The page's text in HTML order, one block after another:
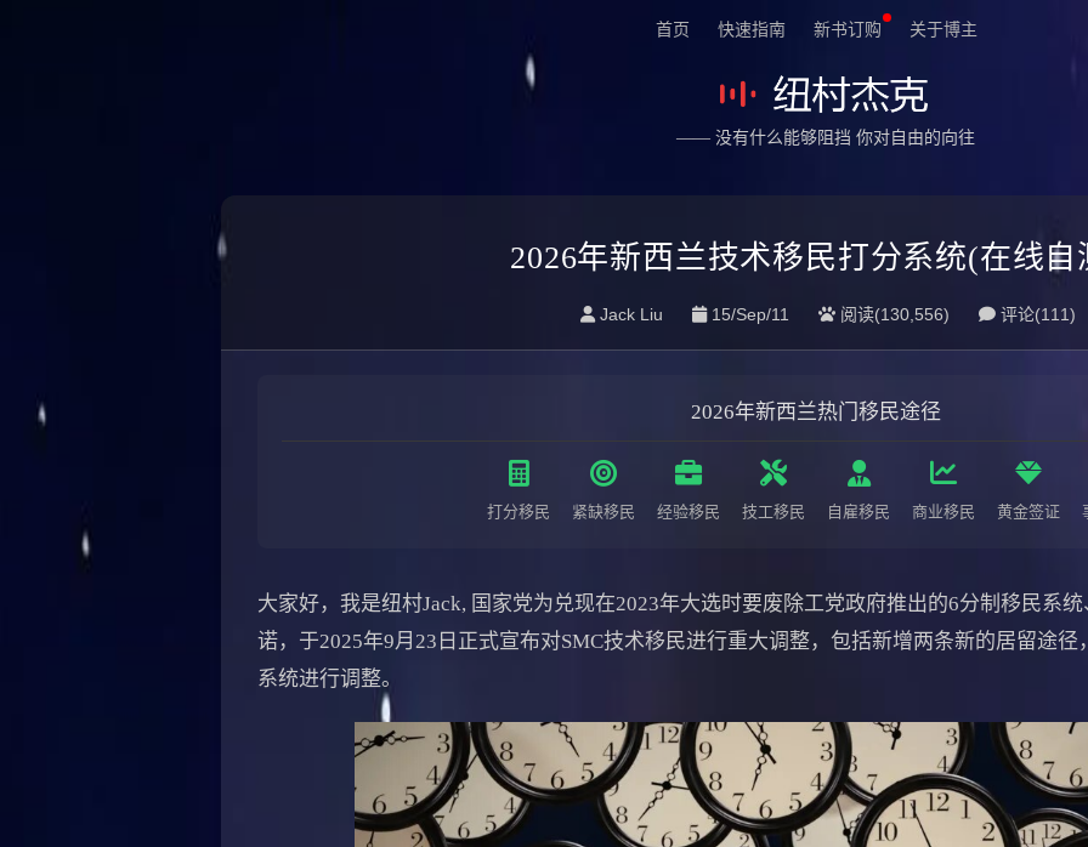
首页 快速指南 新书订购 关于博主
—— 没有什么能够阻挡 你对自由的向往
2026年新西兰技术移民打分系统(在线自
Jack Liu 15/Sep/11 阅读(130,556) 评论(111)
2026年新西兰热门移民途径
打分移民 紧缺移民 经验移民 技工移民 自雇移民 商业移民 黄金签证
大家好，我是纽村Jack, 国家党为兑现在2023年大选时要废除工党政府推出的6分制移民系
诺，于2025年9月23日正式宣布对SMC技术移民进行重大调整，包括新增两条新的居留途
系统进行调整。